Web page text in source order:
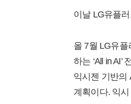
이날 LG유플
올 7월 LG유
하는 ‘All in
익시젠 기반의
계획이다. 익